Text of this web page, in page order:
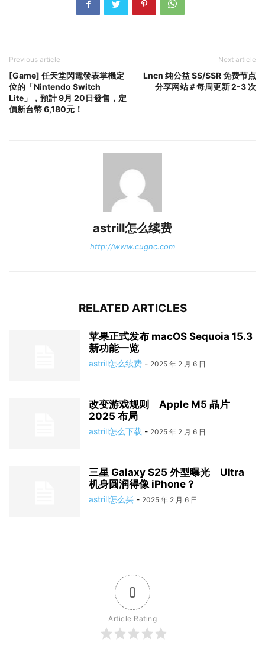
Previous article
[Game] 任天堂閃電發表掌機定
位的「Nintendo Switch
Lite」，預計 9月 20日發售，定
價新台幣 6,180元！
Next article
Lncn 纯公益 SS/SSR 免费节点
分享网站＃每周更新 2-3 次
astrill怎么续费
http://www.cugnc.com
RELATED ARTICLES
苹果正式发布 macOS Sequoia 15.3
新功能一览
astrill怎么续费 - 2025 年 2 月 6 日
改变游戏规则 Apple M5 晶片
2025 布局
astrill怎么下载 - 2025 年 2 月 6 日
三星 Galaxy S25 外型曝光 Ultra
机身圆润得像 iPhone？
astrill怎么买 - 2025 年 2 月 6 日
0
Article Rating